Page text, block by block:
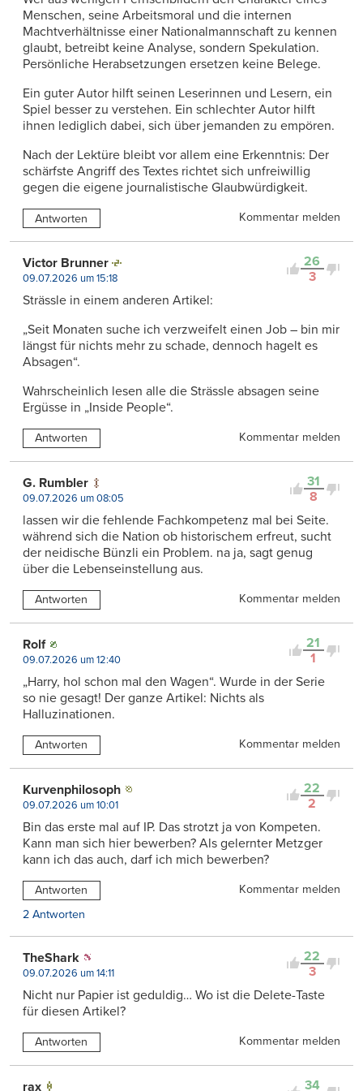
Menschen, seine Arbeitsmoral und die internen
Machtverhältnisse einer Nationalmannschaft zu kennen
glaubt, betreibt keine Analyse, sondern Spekulation.
Persönliche Herabsetzungen ersetzen keine Belege.
Ein guter Autor hilft seinen Leserinnen und Lesern, ein
Spiel besser zu verstehen. Ein schlechter Autor hilft
ihnen lediglich dabei, sich über jemanden zu empören.
Nach der Lektüre bleibt vor allem eine Erkenntnis: Der
schärfste Angriff des Textes richtet sich unfreiwillig
gegen die eigene journalistische Glaubwürdigkeit.
Antworten Kommentar melden
26
3
Victor Brunner
09.07.2026 um 15:18
Strässle in einem anderen Artikel:
„Seit Monaten suche ich verzweifelt einen Job – bin mir
längst für nichts mehr zu schade, dennoch hagelt es
Absagen“.
Wahrscheinlich lesen alle die Strässle absagen seine
Ergüsse in „Inside People“.
Antworten Kommentar melden
31
8
G. Rumbler
09.07.2026 um 08:05
lassen wir die fehlende Fachkompetenz mal bei Seite.
während sich die Nation ob historischem erfreut, sucht
der neidische Bünzli ein Problem. na ja, sagt genug
über die Lebenseinstellung aus.
Antworten Kommentar melden
21
1
Rolf
09.07.2026 um 12:40
„Harry, hol schon mal den Wagen“. Wurde in der Serie
so nie gesagt! Der ganze Artikel: Nichts als
Halluzinationen.
Antworten Kommentar melden
22
2
Kurvenphilosoph
09.07.2026 um 10:01
Bin das erste mal auf IP. Das strotzt ja von Kompeten.
Kann man sich hier bewerben? Als gelernter Metzger
kann ich das auch, darf ich mich bewerben?
Antworten
Kommentar melden
2 Antworten
22
3
TheShark
09.07.2026 um 14:11
Nicht nur Papier ist geduldig… Wo ist die Delete-Taste
für diesen Artikel?
Antworten Kommentar melden
34
rax